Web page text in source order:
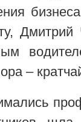
Дмитрий
–